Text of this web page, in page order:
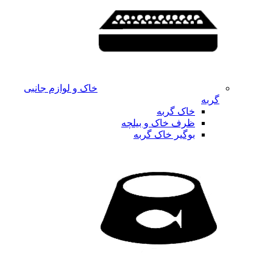
خاک و لوازم جانبی
گربه
خاک گربه
ظرف خاک و بیلچه
بوگیر خاک گربه